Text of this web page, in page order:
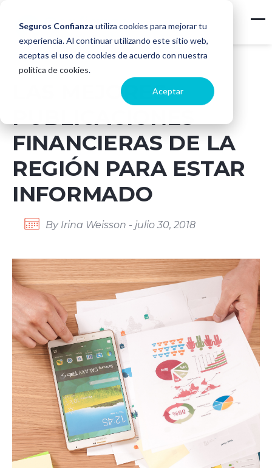
Seguros Confianza utiliza cookies para mejorar tu
experiencia. Al continuar utilizando este sitio web,
aceptas el uso de cookies de acuerdo con nuestra
política de cookies.
Aceptar
LAS MEJORES
PUBLICACIONES
FINANCIERAS DE LA
REGIÓN PARA ESTAR
INFORMADO
By Irina Weisson - julio 30, 2018